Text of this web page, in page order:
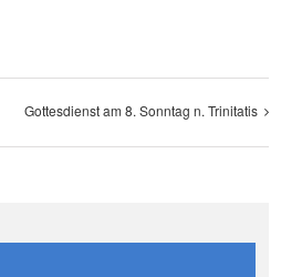
Gottesdienst am 8. Sonntag n. Trinitatis